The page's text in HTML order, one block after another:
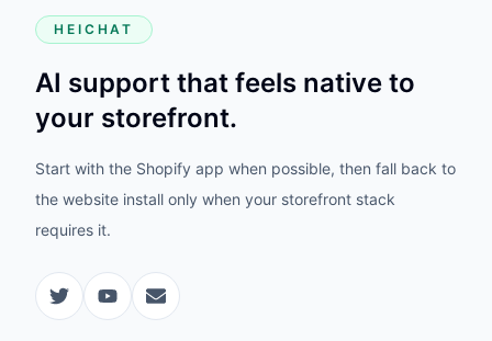
HEICHAT
AI support that feels native to
your storefront.
Start with the Shopify app when possible, then fall back to
the website install only when your storefront stack
requires it.